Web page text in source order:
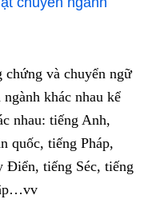
chứng và chuyển ngữ
khác nhau kể
nhau: tiếng Anh,
quốc, tiếng Pháp,
Điển, tiếng Séc, tiếng